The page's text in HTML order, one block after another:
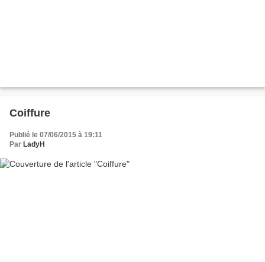
Coiffure
Publié le 07/06/2015 à 19:11
Par LadyH